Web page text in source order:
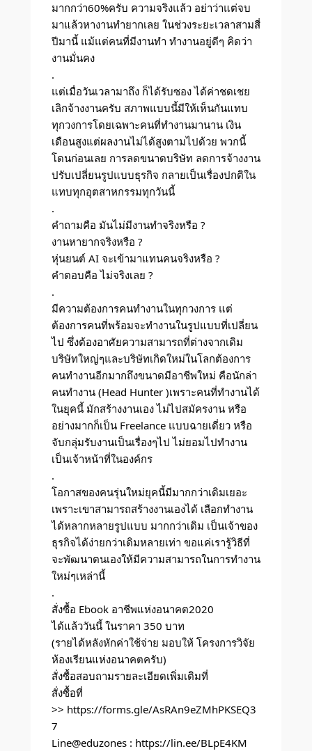
มากกว่า60%ครับ ความจริงแล้ว อย่าว่าแต่จบ
มาแล้วหางานทำยากเลย ในช่วงระยะเวลาสามสี่
ปีมานี้ แม้แต่คนที่มีงานทำ ทำงานอยู่ดีๆ คิดว่า
งานมั่นคง
.
แต่เมื่อวันเวลามาถึง ก็ได้รับซอง ได้ค่าชดเชย
เลิกจ้างงานครับ สภาพแบบนี้มีให้เห็นกันแทบ
ทุกวงการโดยเฉพาะคนที่ทำงานมานาน เงิน
เดือนสูงแต่ผลงานไม่ได้สูงตามไปด้วย พวกนี้
โดนก่อนเลย การลดขนาดบริษัท ลดการจ้างงาน
ปรับเปลี่ยนรูปแบบธุรกิจ กลายเป็นเรื่องปกติใน
แทบทุกอุตสาหกรรมทุกวันนี้
.
คำถามคือ มันไม่มีงานทำจริงหรือ ?
งานหายากจริงหรือ ?
หุ่นยนต์ AI จะเข้ามาแทนคนจริงหรือ ?
คำตอบคือ ไม่จริงเลย ?
.
มีความต้องการคนทำงานในทุกวงการ แต่
ต้องการคนที่พร้อมจะทำงานในรูปแบบที่เปลี่ยน
ไป ซึ่งต้องอาศัยความสามารถที่ต่างจากเดิม
บริษัทใหญ่ๆและบริษัทเกิดใหม่ในโลกต้องการ
คนทำงานอีกมากถึงขนาดมีอาชีพใหม่ คือนักล่า
คนทำงาน (Head Hunter )เพราะคนที่ทำงานได้
ในยุคนี้ มักสร้างงานเอง ไม่ไปสมัครงาน หรือ
อย่างมากก็เป็น Freelance แบบฉายเดี่ยว หรือ
จับกลุ่มรับงานเป็นเรื่องๆไป ไม่ยอมไปทำงาน
เป็นเจ้าหน้าที่ในองค์กร
.
โอกาสของคนรุ่นใหม่ยุคนี้มีมากกว่าเดิมเยอะ
เพราะเขาสามารถสร้างงานเองได้ เลือกทำงาน
ได้หลากหลายรูปแบบ มากกว่าเดิม เป็นเจ้าของ
ธุรกิจได้ง่ายกว่าเดิมหลายเท่า ขอแค่เรารู้วิธีที่
จะพัฒนาตนเองให้มีความสามารถในการทำงาน
ใหม่ๆเหล่านี้
.
สั่งซื้อ Ebook อาชีพแห่งอนาคต2020
ได้แล้ววันนี้ ในราคา 350 บาท
(รายได้หลังหักค่าใช้จ่าย มอบให้ โครงการวิจัย
ห้องเรียนแห่งอนาคตครับ)
สั่งซื้อสอบถามรายละเอียดเพิ่มเติมที่
สั่งซื้อที่
>> https://forms.gle/AsRAn9eZMhPKSEQ3
7
Line@eduzones : https://lin.ee/BLpE4KM